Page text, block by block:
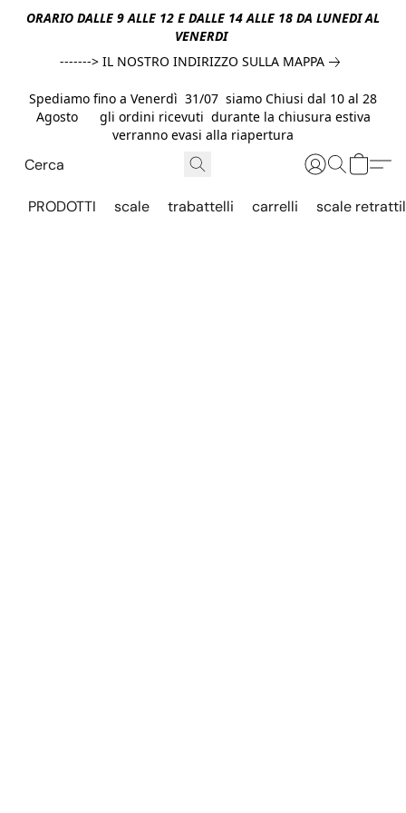
ORARIO DALLE 9 ALLE 12 E DALLE 14 ALLE 18 DA LUNEDI AL
VENERDI
-------> IL NOSTRO INDIRIZZO SULLA MAPPA
Spediamo fino a Venerdì 31/07 siamo Chiusi dal 10 al 28
Agosto gli ordini ricevuti durante la chiusura estiva
verranno evasi alla riapertura
PRODOTTI scale trabattelli carrelli scale